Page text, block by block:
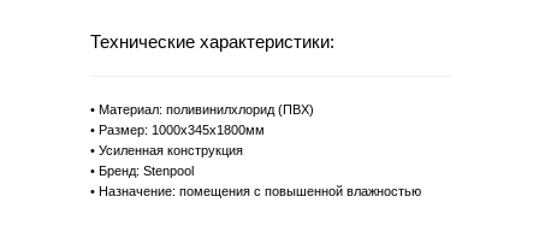
Технические характеристики:
• Материал: поливинилхлорид (ПВХ)
• Размер: 1000х345х1800мм
• Усиленная конструкция
• Бренд: Stenpool
• Назначение: помещения с повышенной влажностью